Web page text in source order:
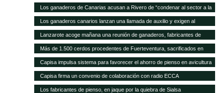
Canaria en su edición 2013
Los ganaderos de Canarias acusan a Rivero de “condenar al sector a la
desaparición con su desprecio”
Los ganaderos canarios lanzan una llamada de auxilio y exigen al
Gobierno que abone la ayuda de Estado del Posei
Lanzarote acoge mañana una reunión de ganaderos, fabricantes de
pienso y empresas transformadoras de leche para analizar la crisis del
sector
Más de 1.500 cerdos procedentes de Fuerteventura, sacrificados en
Gran Canaria por la mala gestión del matadero insular
Capisa impulsa sistema para favorecer el ahorro de pienso en avicultura
Capisa firma un convenio de colaboración con radio ECCA
Los fabricantes de pienso, en jaque por la quiebra de Sialsa